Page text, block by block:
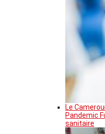
Le
Pandemic
sanitaire